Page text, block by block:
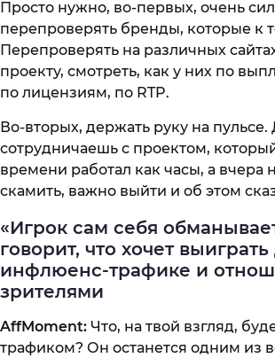
Просто нужно, во-первых, очень
перепроверять бренды, которые к
Перепроверять на различных
проекту, смотреть, как у них по
по лицензиям, по RTP.
Во-вторых, держать руку на
сотрудничаешь с проектом,
времени работал как часы, а вчера
скамить, важно выйти и об этом
«Игрок сам себя
говорит, что хочет
инфлюенс-трафике и
зрителями
AffMoment: Что, на твой взгляд,
трафиком? Он останется одним из